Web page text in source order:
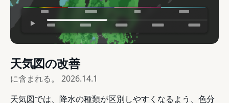
天気図の改善
に含まれる。 2026.14.1
天気図では、降水の種類が区別しやすくなるよう、色分